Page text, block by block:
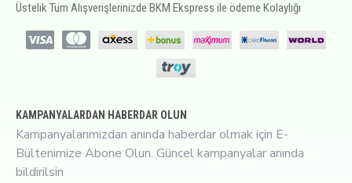
Üstelik Tüm Alışverişlerinizde BKM Ekspress ile ödeme Kolaylığı
KAMPANYALARDAN HABERDAR OLUN
Kampanyalarımızdan anında haberdar olmak için E-
Bültenimize Abone Olun. Güncel kampanyalar anında
bildirilsin